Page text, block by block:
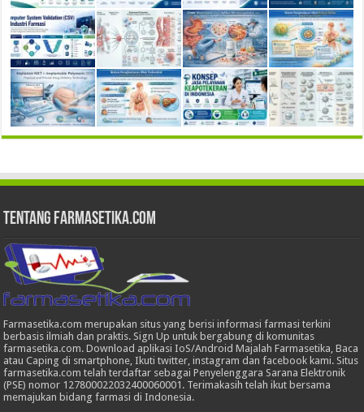
Tentang Farmasetika.com
Farmasetika.com merupakan situs yang berisi informasi farmasi terkini
berbasis ilmiah dan praktis. Sign Up untuk bergabung di komunitas
farmasetika.com. Download aplikasi IoS/Android Majalah Farmasetika, Baca
atau Caping di smartphone, Ikuti twitter, instagram dan facebook kami. Situs
farmasetika.com telah terdaftar sebagai Penyelenggara Sarana Elektronik
(PSE) nomor 127800022032400060001. Terimakasih telah ikut bersama
memajukan bidang farmasi di Indonesia.